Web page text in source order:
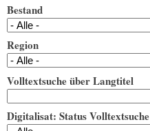
Bestand
Region
Volltextsuche über Langtitel
Digitalisat: Status Volltextsuche